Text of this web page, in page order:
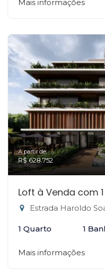
Mais informações
A partir de:
R$ 628.752
Loft à Venda com
Estrada Haroldo Soares
1 Quarto 1
Mais informações